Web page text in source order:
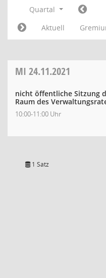
Quartal
Aktuell
MI 24.11.2021
nicht öffentliche Sitzung
Raum des
10:00-11:00 Uhr
1 Satz